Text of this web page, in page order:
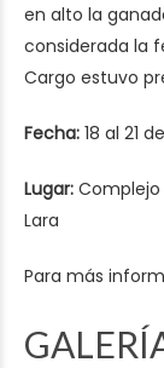
en alto la
considerada la
Cargo estuvo
Fecha: 18 al 21
Lugar: Complejo
Lara
Para más